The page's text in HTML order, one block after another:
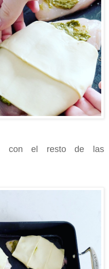
con el resto de las